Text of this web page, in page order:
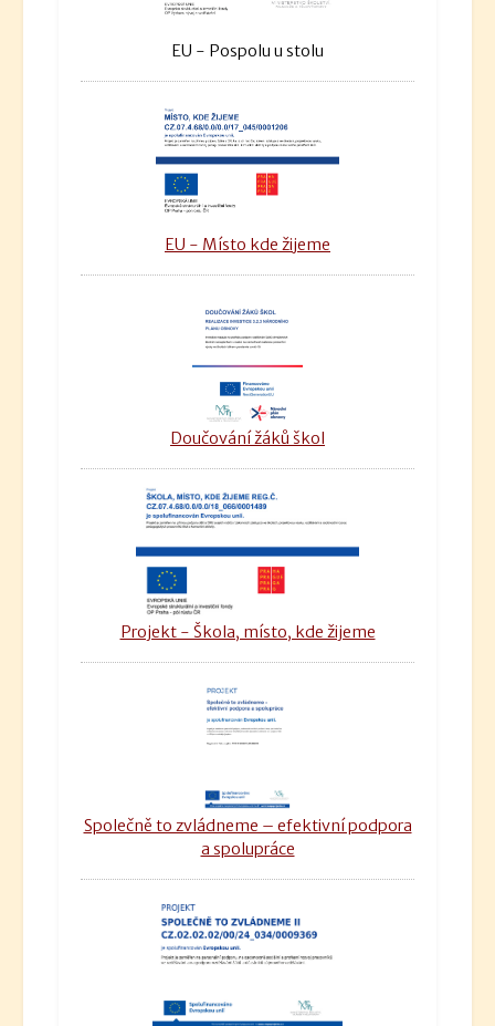
EU - Pospolu u stolu
EU - Místo kde žijeme
Doučování žáků škol
Projekt - Škola, místo, kde žijeme
Společně to zvládneme – efektivní podpora
a spolupráce